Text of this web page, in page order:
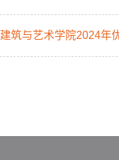
建筑与艺术学院2024年